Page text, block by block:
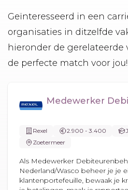
Geïnteresseerd in een
organisaties in ditzelfde
hieronder de gerelateerde
de perfecte match voor jou!
Medewerker
Rexel 2.900 - 3.400
Zoetermeer
Als Medewerker
Nederland/Wasco beheer je je
klantenportefeuille, bewaak je